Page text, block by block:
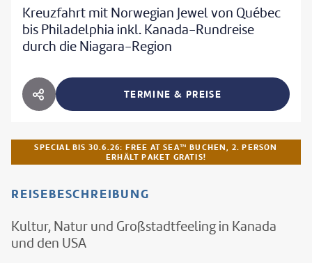
Kreuzfahrt mit Norwegian Jewel von Québec
bis Philadelphia inkl. Kanada-Rundreise
durch die Niagara-Region
HOTEL TEILEN TERMINE & PREISE
SPECIAL BIS 30.6.26: FREE AT SEA™ BUCHEN, 2. PERSON
ERHÄLT PAKET GRATIS!
REISEBESCHREIBUNG
Kultur, Natur und Großstadtfeeling in Kanada
und den USA